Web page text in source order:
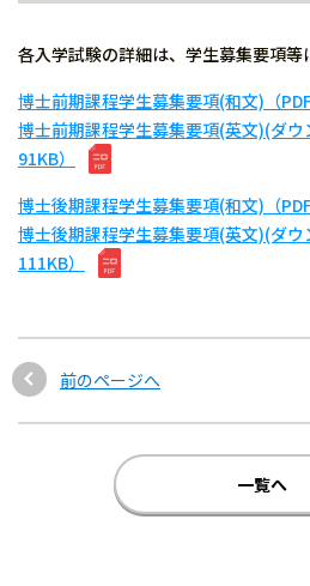
各入学試験の詳細は、学生募集要項等
博士前期課程学生募集要項(和文)（
博士前期課程学生募集要項(英文)(ダ
91KB）
博士後期課程学生募集要項(和文)（
博士後期課程学生募集要項(英文)(ダ
111KB）
前のページへ
一覧へ